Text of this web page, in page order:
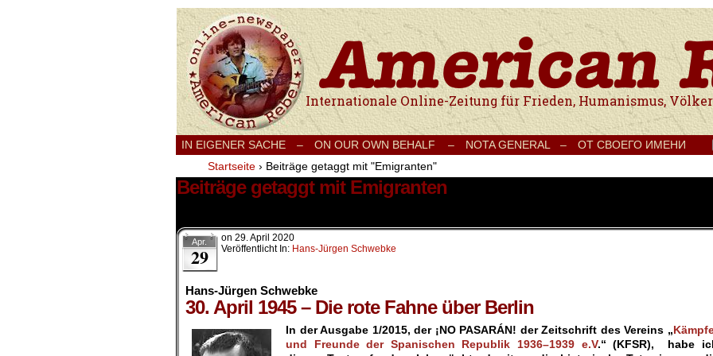
Internationale Onlinezeitung für Frieden, Humanismus, Völkerverständigung und
IN EIGENER SACHE – ON OUR OWN BEHALF – NOTA GENERAL – ОТ СВОЕГО ИМЕНИ
Startseite › Beiträge getaggt mit "Emigranten"
Beiträge getaggt mit Emigranten
Apr.
29
on 29. April 2020
Veröffentlicht In: Hans-Jürgen Schwebke
Hans-Jürgen Schwebke
30. April 1945 – Die rote Fahne über Berlin
In der Ausgabe 1/2015, der ¡NO PASARÁN! der Zeitschrift des Vereins „
und Freunde der Spanischen Republik 1936–1939 e.V.“ (KFSR), habe